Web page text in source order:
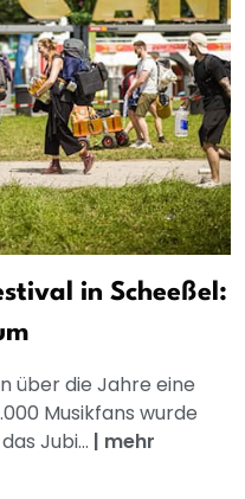
in Scheeßel:
über die Jahre eine
Musikfans wurde
Jubi... | mehr